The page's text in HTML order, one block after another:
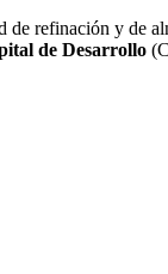
refinación y de
de Desarrollo